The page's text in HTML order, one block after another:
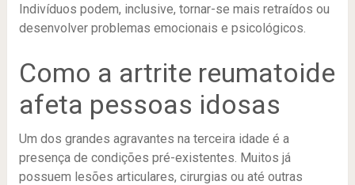
Indivíduos podem, inclusive, tornar-se mais retraídos ou
desenvolver problemas emocionais e psicológicos.
Como a artrite reumatoide
afeta pessoas idosas
Um dos grandes agravantes na terceira idade é a
presença de condições pré-existentes. Muitos já
possuem lesões articulares, cirurgias ou até outras